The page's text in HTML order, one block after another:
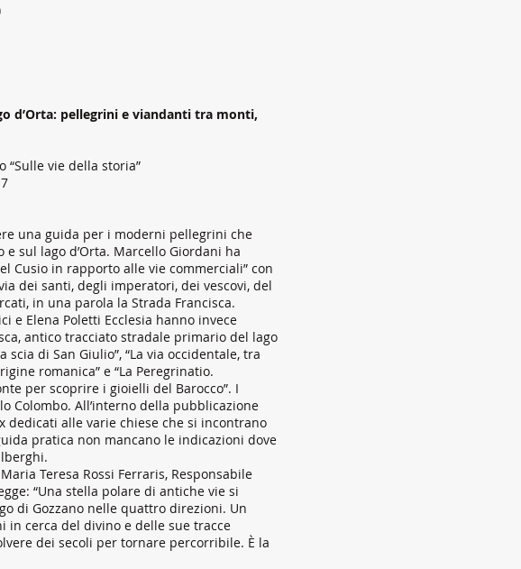
d’Orta: pellegrini e viandanti tra monti,
“Sulle vie della storia”
una guida per i moderni pellegrini che
sul lago d’Orta. Marcello Giordani ha
Cusio in rapporto alle vie commerciali” con
dei santi, degli imperatori, dei vescovi, del
in una parola la Strada Francisca.
e Elena Poletti Ecclesia hanno invece
antico tracciato stradale primario del lago
scia di San Giulio”, “La via occidentale, tra
romanica” e “La Peregrinatio.
per scoprire i gioielli del Barocco”. I
Colombo. All’interno della pubblicazione
dedicati alle varie chiese che si incontrano
pratica non mancano le indicazioni dove
Teresa Rossi Ferraris, Responsabile
“Una stella polare di antiche vie si
di Gozzano nelle quattro direzioni. Un
in cerca del divino e delle sue tracce
dei secoli per tornare percorribile. È la